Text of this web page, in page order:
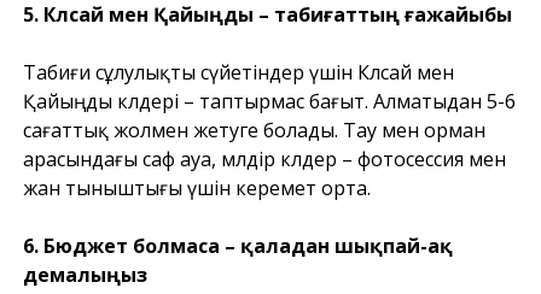
5. Көлсай мен Қайыңды – табиғаттың ғажайыбы
Табиғи сұлулықты сүйетіндер үшін Көлсай мен
Қайыңды көлдері – таптырмас бағыт. Алматыдан 5-6
сағаттық жолмен жетуге болады. Тау мен орман
арасындағы саф ауа, мөлдір көлдер – фотосессия мен
жан тыныштығы үшін керемет орта.
6. Бюджет болмаса – қаладан шықпай-ақ
демалыңыз